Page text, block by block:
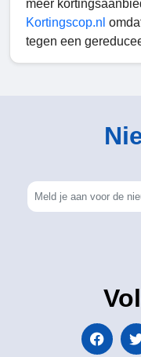
meer
Kortingscop.nl
tegen een